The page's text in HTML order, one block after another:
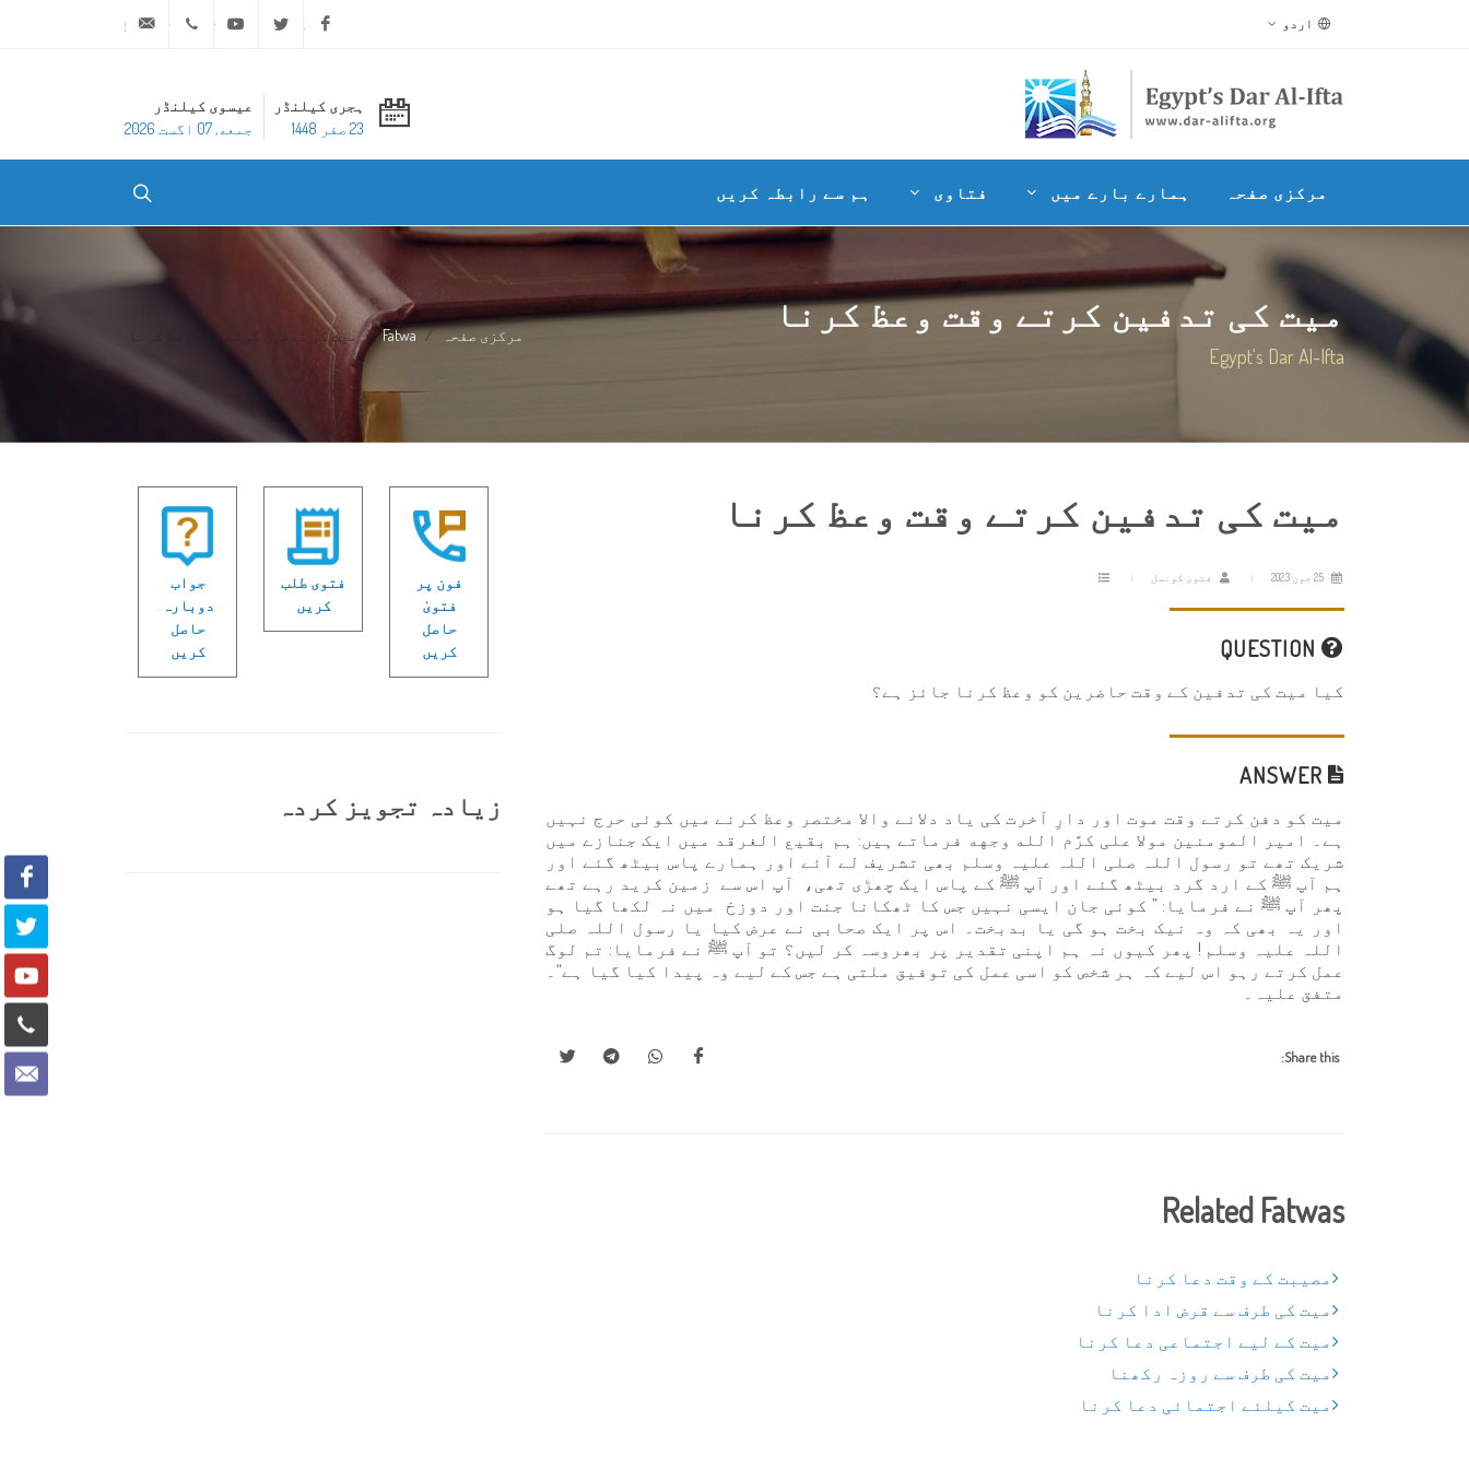
اردو Facebook
Twitter
Youtube
ہجری کیلنڈر
23 صفر 1448
عیسوی کیلنڈر
جمعه, 07 اگست 2026
مرکزی صفحہ ہمارے بارے میں فتاوی ہم سے رابطہ کریں
میت کی تدفین کرتے وقت وعظ کرنا
Egypt's Dar Al-Ifta
مرکزی صفحہ Fatwa میت کی تدفین کرتے وقت وعظ کرنا
میت کی تدفین کرتے وقت وعظ کرنا
فتویٰ کونسل
کیا میت کی تدفین کے وقت حاضرین کو وعظ کرنا جائز ہے؟
میت کو دفن کرتے وقت موت اور دارِ آخرت کی یاد دلانے والا مختصر وعظ کرنے میں کوئی حرج نہیں
ہے۔ امیر المومنین مولا علی كرَّم الله وجهه فرماتے ہیں: ہم بقیع الغرقد میں ایک جنازے میں
شریک تھے تو رسول اللہ صلی اللہ علیہ وسلم بھی تشریف لے آئے اور ہمارے پاس بیٹھ گئے اور
ہم آپ ﷺ کے ارد گرد بیٹھ گئے اور آپ ﷺ کے پاس ایک چھڑی تھی، آپ اس سے زمین کرید رہے تھے
پھر آپ ﷺ نے فرمایا: ” کوئی جان ایسی نہیں جس کا ٹھکانا جنت اور دوزخ میں نہ لکھا گیا ہو
اور یہ بھی کہ وہ نیک بخت ہو گی یا بدبخت۔ اس پر ایک صحابی نے عرض کیا یا رسول اللہ صلی
اللہ علیہ وسلم ! پھر کیوں نہ ہم اپنی تقدیر پر بھروسہ کر لیں؟ تو آپ ﷺ نے فرمایا: تم لوگ
عمل کرتے رہو اس لیے کہ ہر شخص کو اسی عمل کی توفیق ملتی ہے جس کے لیے وہ پیدا کیا گیا ہے“۔
متفق علیہ۔
Share this:
Related Fatwas
مصیبت کے وقت دعا کرنا
میت کی طرف سے قرض ادا کرنا
میت کے لیے اجتماعی دعا کرنا
میت کی طرف سے روزہ رکھنا
میت کیلئے اجتمائی دعا کرنا
فون پر
فتویٰ
حاصل
کریں
فتوی طلب
کریں
جواب
دوبارہ
حاصل
کریں
زیادہ تجویز کردہ